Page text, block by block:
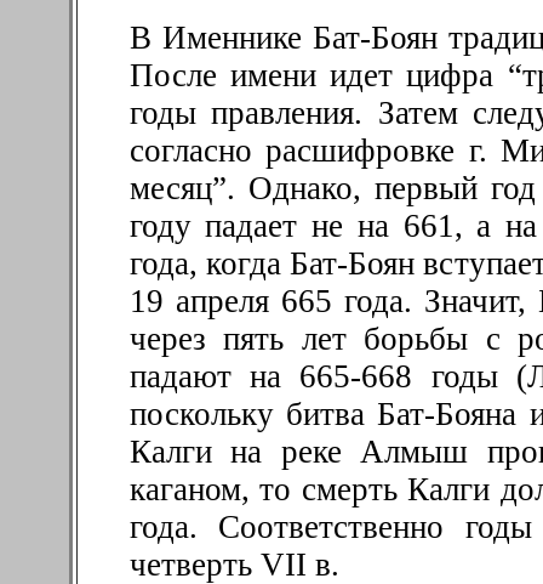
В Именнике Бат-Боян
После имени идет цифра
годы правления. Затем
согласно расшифровке г.
месяц”. Однако, первый
году падает не на 661, а
года, когда Бат-Боян
19 апреля 665 года. Значит,
через пять лет борьбы с
падают на 665-668 годы
поскольку битва Бат-Бояна
Калги на реке Алмыш
каганом, то смерть Калги
года. Соответственно
четверть VII в.